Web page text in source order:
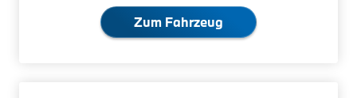
Zum Fahrzeug